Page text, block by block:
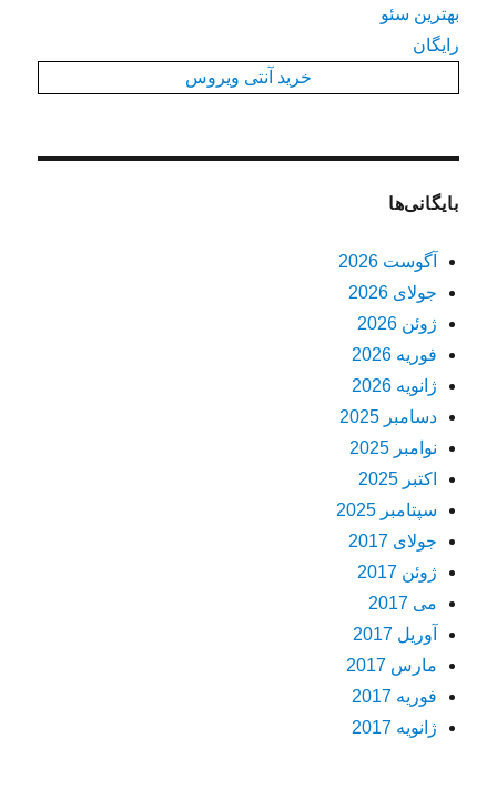
بهترین سئو
رایگان
خرید آنتی ویروس
بایگانی‌ها
آگوست 2026
جولای 2026
ژوئن 2026
فوریه 2026
ژانویه 2026
دسامبر 2025
نوامبر 2025
اکتبر 2025
سپتامبر 2025
جولای 2017
ژوئن 2017
می 2017
آوریل 2017
مارس 2017
فوریه 2017
ژانویه 2017